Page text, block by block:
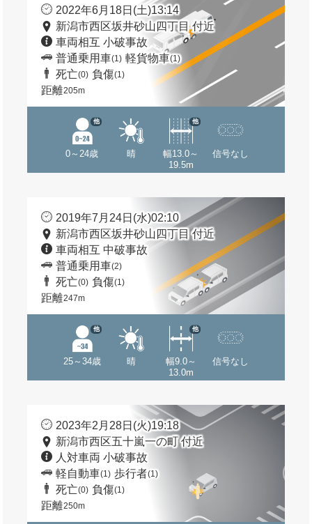
2022年6月18日(土)13:14
新潟市西区坂井砂山四丁目 付近
車両相互 小破事故
普通乗用車(1) 軽貨物車(1)
死亡(0) 負傷(1)
距離205m
0～24歳
他
晴
幅13.0～
19.5m
他
信号なし
2019年7月24日(水)02:10
新潟市西区坂井砂山四丁目 付近
車両相互 中破事故
普通乗用車(2)
死亡(0) 負傷(1)
距離247m
25～34歳
他
晴
幅9.0～
13.0m
他
信号なし
2023年2月28日(火)19:18
新潟市西区五十嵐一の町 付近
人対車両 小破事故
軽自動車(1) 歩行者(1)
死亡(0) 負傷(1)
距離250m